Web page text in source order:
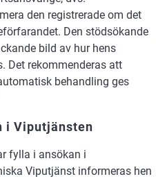
den registrerade om det
Den stödsökande
bild av hur hens
Det rekommenderas att
behandling ges
i Viputjänsten
fylla i ansökan i
Viputjänst informeras hen